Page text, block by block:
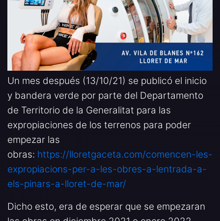
Un mes después (13/10/21) se publicó el inicio
y bandera verde por parte del Departamento
de Territorio de la Generalitat para las
expropiaciones de los terrenos para poder
empezar las
obras: https://lloretgaceta.com/comencen-les-
expropiacions-per-a-les-obres-a-lentrada-a-
els-pinars-a-lloret-de-mar/
Dicho esto, era de esperar que se empezaran